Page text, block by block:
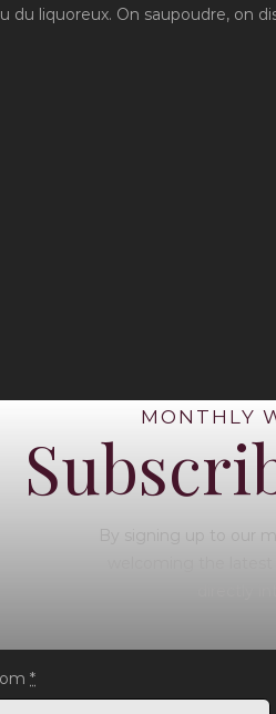
du liquoreux. On saupoudre, on
MONTHLY
By signing up to our
*